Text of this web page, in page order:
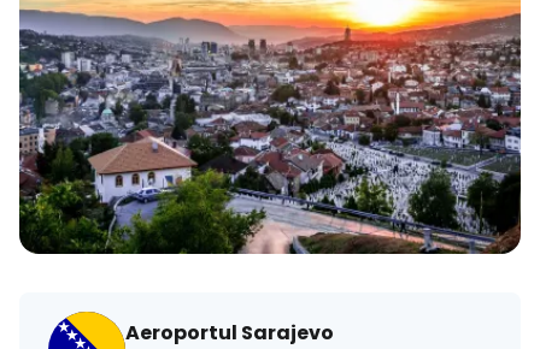
Aeroportul Sarajevo